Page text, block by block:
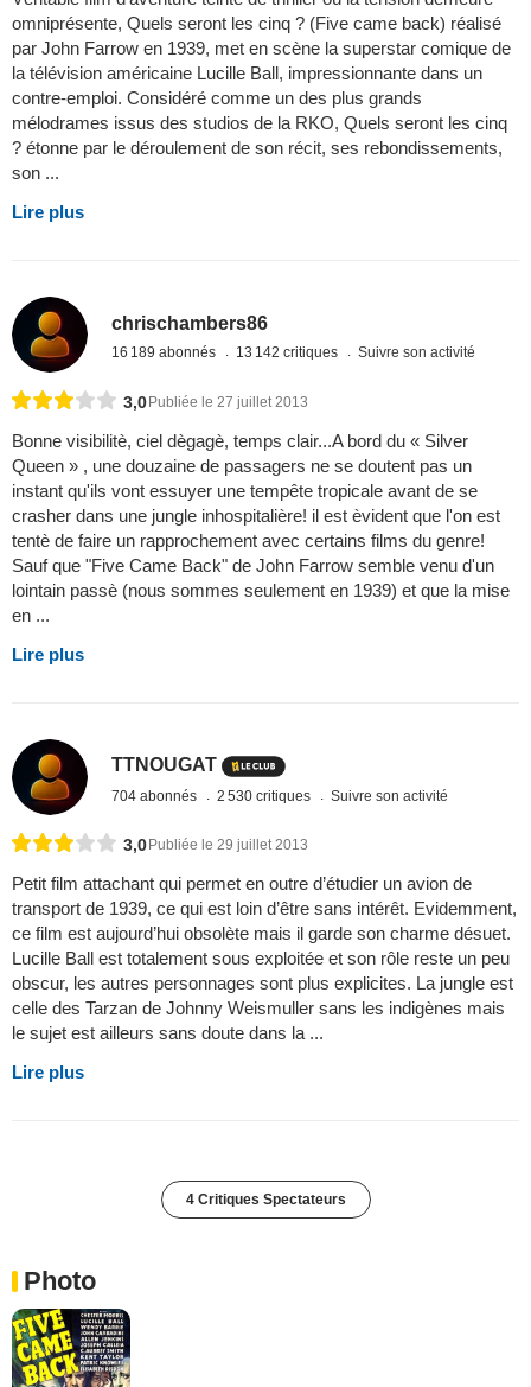
omniprésente, Quels seront les cinq ? (Five came back) réalisé
par John Farrow en 1939, met en scène la superstar comique de
la télévision américaine Lucille Ball, impressionnante dans un
contre-emploi. Considéré comme un des plus grands
mélodrames issus des studios de la RKO, Quels seront les cinq
? étonne par le déroulement de son récit, ses rebondissements,
son ...
Lire plus
chrischambers86
16 189 abonnés 13 142 critiques Suivre son activité
3,0Publiée le 27 juillet 2013
Bonne visibilitè, ciel dègagè, temps clair...A bord du « Silver
Queen » , une douzaine de passagers ne se doutent pas un
instant qu'ils vont essuyer une tempête tropicale avant de se
crasher dans une jungle inhospitalière! il est èvident que l'on est
tentè de faire un rapprochement avec certains films du genre!
Sauf que "Five Came Back" de John Farrow semble venu d'un
lointain passè (nous sommes seulement en 1939) et que la mise
en ...
Lire plus
TTNOUGAT
704 abonnés 2 530 critiques Suivre son activité
3,0 Publiée le 29 juillet 2013
Petit film attachant qui permet en outre d’étudier un avion de
transport de 1939, ce qui est loin d’être sans intérêt. Evidemment,
ce film est aujourd’hui obsolète mais il garde son charme désuet.
Lucille Ball est totalement sous exploitée et son rôle reste un peu
obscur, les autres personnages sont plus explicites. La jungle est
celle des Tarzan de Johnny Weismuller sans les indigènes mais
le sujet est ailleurs sans doute dans la ...
Lire plus
4 Critiques Spectateurs
Photo